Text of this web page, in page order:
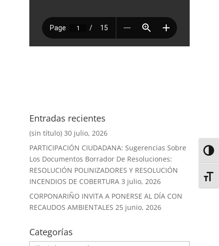
Entradas recientes
(sin título) 30 julio, 2026
PARTICIPACIÓN CIUDADANA: Sugerencias Sobre
Los Documentos Borrador De Resoluciones:
RESOLUCIÓN POLINIZADORES Y RESOLUCIÓN
INCENDIOS DE COBERTURA 3 julio, 2026
CORPONARIÑO INVITA A PONERSE AL DÍA CON
RECAUDOS AMBIENTALES 25 junio, 2026
Categorías